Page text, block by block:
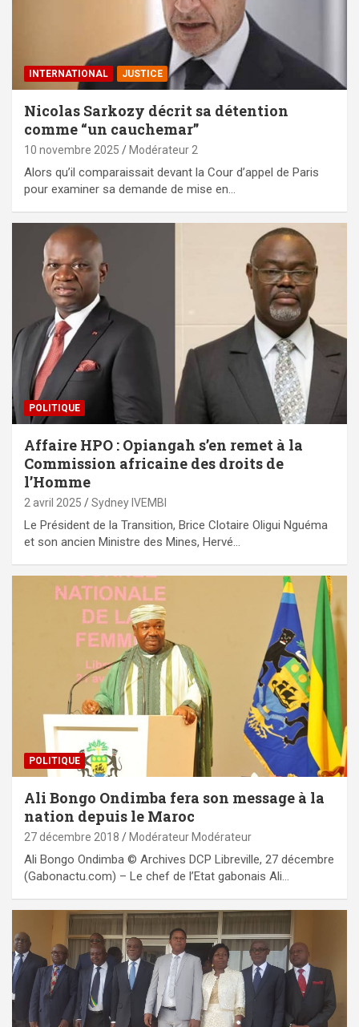
INTERNATIONAL JUSTICE
Nicolas Sarkozy décrit sa détention
comme “un cauchemar”
10 novembre 2025 Modérateur 2
Alors qu’il comparaissait devant la Cour d’appel de Paris
pour examiner sa demande de mise en…
POLITIQUE
Affaire HPO : Opiangah s’en remet à la
Commission africaine des droits de
l’Homme
2 avril 2025 Sydney IVEMBI
Le Président de la Transition, Brice Clotaire Oligui Nguéma
et son ancien Ministre des Mines, Hervé…
POLITIQUE
Ali Bongo Ondimba fera son message à la
nation depuis le Maroc
27 décembre 2018 Modérateur Modérateur
Ali Bongo Ondimba © Archives DCP Libreville, 27 décembre
(Gabonactu.com) – Le chef de l’Etat gabonais Ali…